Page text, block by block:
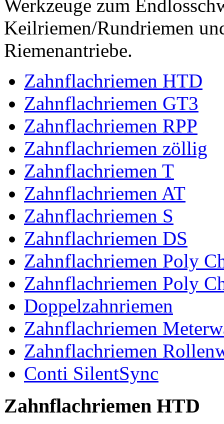
Werkzeuge zum
Keilriemen/Rundriemen
Riemenantriebe.
Zahnflachriemen HTD
Zahnflachriemen GT3
Zahnflachriemen RPP
Zahnflachriemen zöllig
Zahnflachriemen T
Zahnflachriemen AT
Zahnflachriemen S
Zahnflachriemen DS
Zahnflachriemen Poly
Zahnflachriemen Poly
Doppelzahnriemen
Zahnflachriemen
Zahnflachriemen
Conti SilentSync
Zahnflachriemen HTD